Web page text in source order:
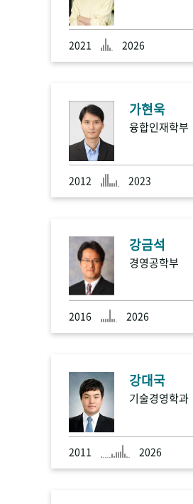
2021 2026
가현욱
융합인재학부
2012 2023
강금석
경영공학부
2016 2026
강대국
기술경영학과
2011 2026